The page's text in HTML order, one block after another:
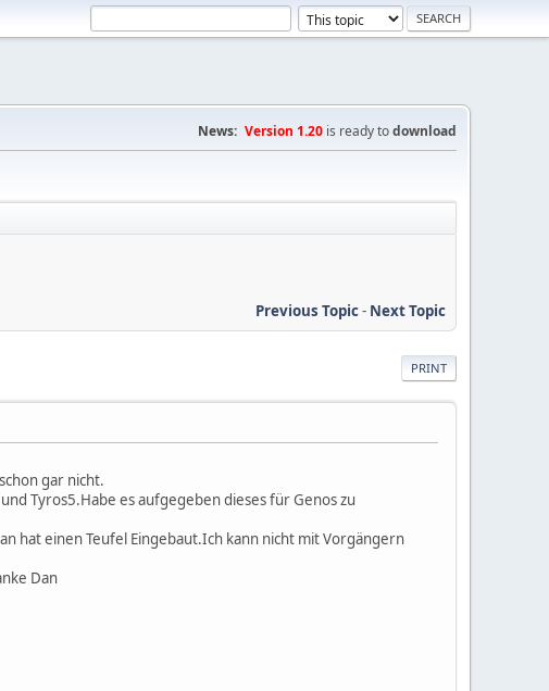
News: Version 1.20 is ready todownload
Previous Topic- Next Topic
PRINT
gar nicht.
Tyros5.Habe es aufgegeben dieses für Genos zu
hat einen Teufel Eingebaut.Ich kann nicht mit Vorgängern
Dan